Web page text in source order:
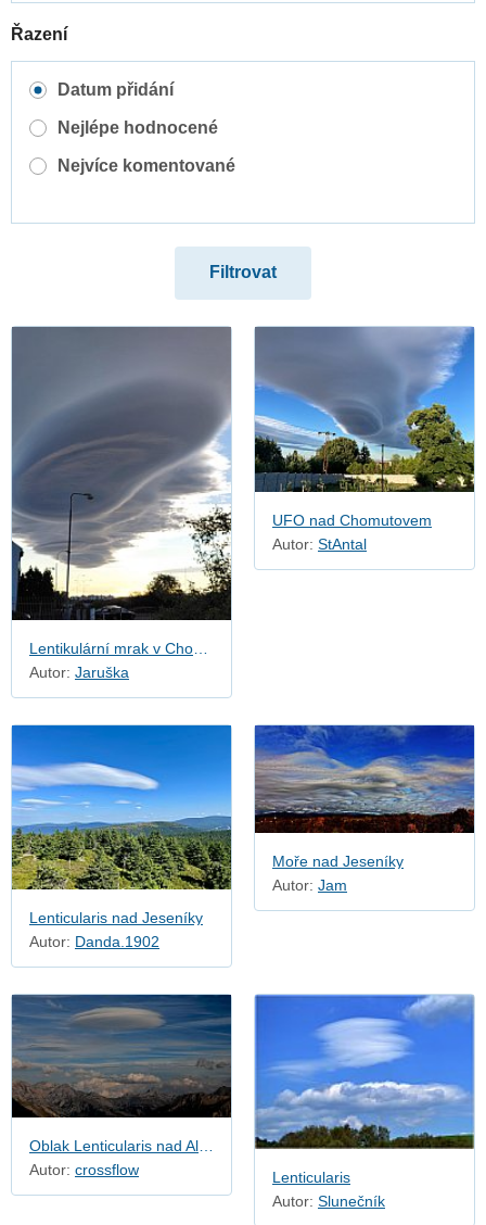
Cumulonimbus
Cumulus
Nimbostratus
Orografické oblaky
Řazení
Datum přidání
Nejlépe hodnocené
Nejvíce komentované
Autor: Jaruška
UFO nad Chomutovem
Autor: StAntal
Lenticularis nad Jeseníky
Autor: Danda.1902
Moře nad Jeseníky
Autor: Jam
Oblak Lenticularis nad Alpami
Autor: crossflow
Lenticularis
Autor: Slunečník